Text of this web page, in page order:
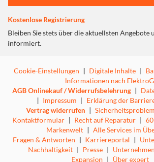
Kostenlose Registrierung
Bleiben Sie stets über die aktuellsten Angebote
informiert.
Cookie-Einstellungen | Digitale Inhalte |
Informationen nach ElektroG
AGB Onlinekauf / Widerrufsbelehrung |
| Impressum | Erklärung der
Vertrag widerrufen |
Kontaktformular | Recht auf Reparatur |
Markenwelt | Alle Services im
Fragen & Antworten | Karriereportal |
Nachhaltigkeit | Presse |
Expansion | Über expert